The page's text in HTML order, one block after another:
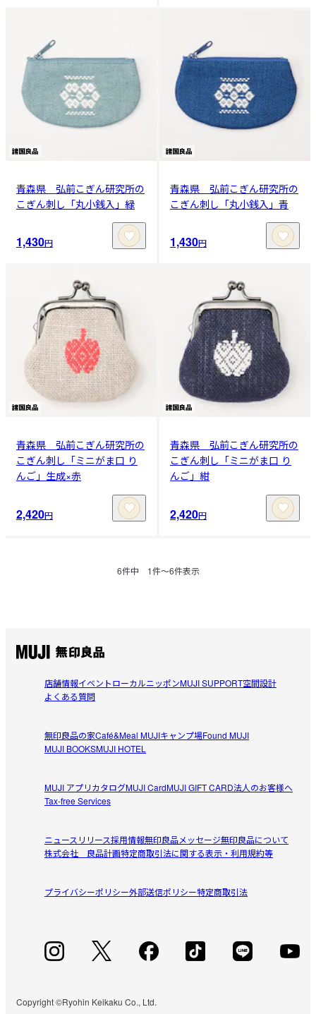
青森県 弘前こぎん研究所の
こぎん刺し「丸小銭入」緑
1,430円
青森県 弘前こぎん研究所の
こぎん刺し「丸小銭入」青
1,430円
青森県 弘前こぎん研究所の
こぎん刺し「ミニがま口 り
んご」生成×赤
2,420円
青森県 弘前こぎん研究所の
こぎん刺し「ミニがま口 り
んご」紺
2,420円
6件中 1件〜6件表示
店舗情報イベントローカルニッポンMUJI SUPPORT空間設計
よくある質問
無印良品の家Café&Meal MUJIキャンプ場Found MUJI
MUJI BOOKSMUJI HOTEL
MUJI アプリカタログMUJI CardMUJI GIFT CARD法人のお客様へ
Tax-free Services
ニュースリリース採用情報無印良品メッセージ無印良品について
株式会社 良品計画特定商取引法に関する表示・利用規約等
プライバシーポリシー外部送信ポリシー特定商取引法
Copyright ©Ryohin Keikaku Co., Ltd.